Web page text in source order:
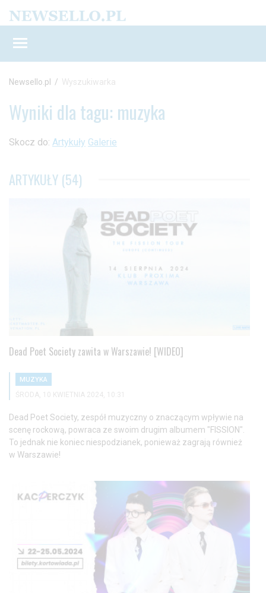
Newsello.pl / Wyszukiwarka
Wyniki dla tagu: muzyka
Skocz do: Artykuły Galerie
ARTYKUŁY (54)
Dead Poet Society zawita w Warszawie! [WIDEO]
MUZYKA
ŚRODA, 10 KWIETNIA 2024, 10:31
Dead Poet Society, zespół muzyczny o znaczącym wpływie na
scenę rockową, powraca ze swoim drugim albumem "FISSION".
To jednak nie koniec niespodzianek, ponieważ zagrają również
w Warszawie!